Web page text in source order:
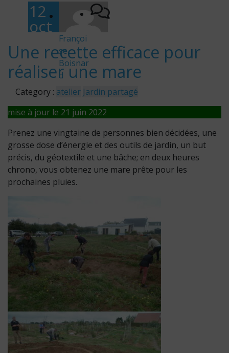
12
oct
e
201
9
Françoi
se
Boisnar
d
-
Une recette efficace pour
réaliser une mare
Category : atelier Jardin partagé
mise à jour le 21 juin 2022
Prenez une vingtaine de personnes bien décidées, une
grosse dose d’énergie et des outils de jardin, un but
précis, du géotextile et une bâche; en deux heures
chrono, vous obtenez une mare prête pour les
prochaines pluies.